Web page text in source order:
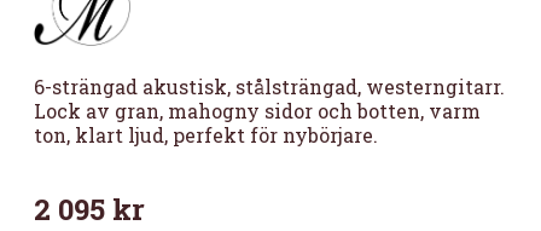
6-strängad akustisk, stålsträngad, westerngitarr.
Lock av gran, mahogny sidor och botten, varm
ton, klart ljud, perfekt för nybörjare.
2 095 kr